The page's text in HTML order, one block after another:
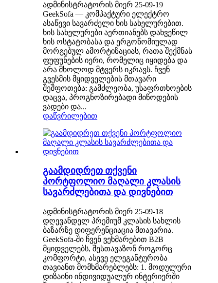
ადმინისტრატორის მიერ 25-09-19
GeekSofa — კომპაქტური ელექტრო
ასაწევი სავარძელი ხის სახელურებით.
ხის სახელურები აერთიანებს დახვეწილ
ხის ოსტატობასა და ერგონომიულად
მორგებულ ამორტიზაციას, რათა შექმნას
ფუფუნების იერი, რომელიც იყიდება და
არა მხოლოდ მტვერს იკრავს. ჩვენ
გვესმის მყიდველების მთავარი
შეშფოთება: გამძლეობა, უსაფრთხოების
დაცვა, პროგნოზირებადი მიწოდების
ვადები და...
დაწვრილებით
გაამდიდრეთ თქვენი
პორტფოლიო მაღალი კლასის
სავარძლებითა და დივნებით
ადმინისტრატორის მიერ 25-09-18
დღევანდელ პრემიუმ კლასის სახლის
ბაზარზე დიფერენციაცია მთავარია.
GeekSofa-ში ჩვენ ვეხმარებით B2B
მყიდველებს, შესთავაზონ როგორც
კომფორტი, ასევე ელეგანტურობა
თავიანთ მომხმარებლებს: 1. მოდულური
დიზაინი ინდივიდუალურ ინტერიერში